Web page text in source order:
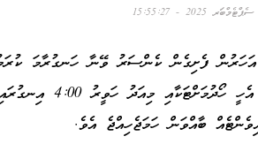
ވަނަ އަހަރުން ފެށިގެން ކެންސަރު ވޭނާ ހަނގުރާމަ
ހުސެއިންއަށް އެހީ
ބާއްވަން ހަމަޖެހިއްޖެ އެވެ.